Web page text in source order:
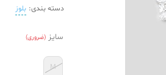
دسته بندی: بلوز
سایز (ضروری)
M